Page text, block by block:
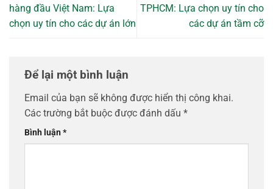
hàng đầu Việt Nam: Lựa
chọn uy tín cho các dự án lớn
TPHCM: Lựa chọn uy tín cho
các dự án tầm cỡ
Để lại một bình luận
Email của bạn sẽ không được hiển thị công khai.
Các trường bắt buộc được đánh dấu *
Bình luận*